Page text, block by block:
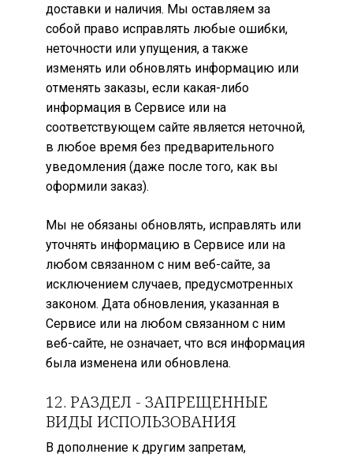
доставки и наличия. Мы оставляем за
собой право исправлять любые ошибки,
неточности или упущения, а также
изменять или обновлять информацию или
отменять заказы, если какая-либо
информация в Сервисе или на
соответствующем сайте является неточной,
в любое время без предварительного
уведомления (даже после того, как вы
оформили заказ).
Мы не обязаны обновлять, исправлять или
уточнять информацию в Сервисе или на
любом связанном с ним веб-сайте, за
исключением случаев, предусмотренных
законом. Дата обновления, указанная в
Сервисе или на любом связанном с ним
веб-сайте, не означает, что вся информация
была изменена или обновлена.
12. РАЗДЕЛ - ЗАПРЕЩЕННЫЕ
ВИДЫ ИСПОЛЬЗОВАНИЯ
В дополнение к другим запретам,